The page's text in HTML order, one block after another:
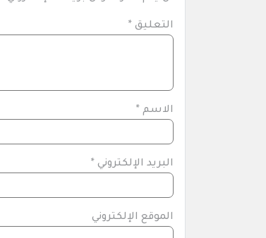
التعليق *
الاسم *
البريد الإلكتروني *
الموقع الإلكتروني